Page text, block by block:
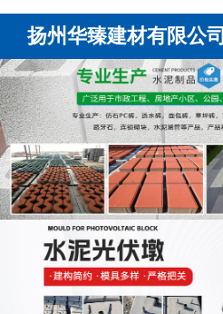
扬州华臻建材有限公司